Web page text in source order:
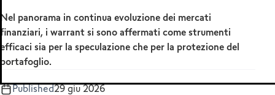
MetaTrader 5
Nel panorama in continua evoluzione dei mercati
finanziari, i warrant si sono affermati come strumenti
efficaci sia per la speculazione che per la protezione del
portafoglio.
Published29 giu 2026